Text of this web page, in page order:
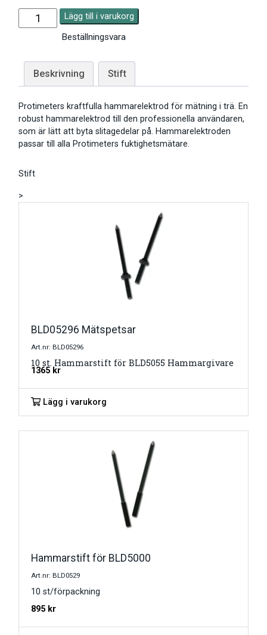
Lägg till i varukorg
Beställningsvara
Beskrivning Stift
Protimeters kraftfulla hammarelektrod för mätning i trä. En
robust hammarelektrod till den professionella användaren,
som är lätt att byta slitagedelar på. Hammarelektroden
passar till alla Protimeters fuktighetsmätare.
Stift
>
BLD05296 Mätspetsar
Art.nr: BLD05296
10 st. Hammarstift för BLD5055 Hammargivare
1365 kr
Lägg i varukorg
Hammarstift för BLD5000
Art.nr: BLD0529
10 st/förpackning
895 kr